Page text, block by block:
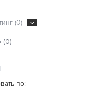
(0)
(0)
по: